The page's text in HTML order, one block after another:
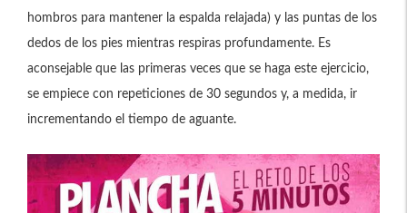
hombros para mantener la espalda relajada) y las puntas de los
dedos de los pies mientras respiras profundamente. Es
aconsejable que las primeras veces que se haga este ejercicio,
se empiece con repeticiones de 30 segundos y, a medida, ir
incrementando el tiempo de aguante.